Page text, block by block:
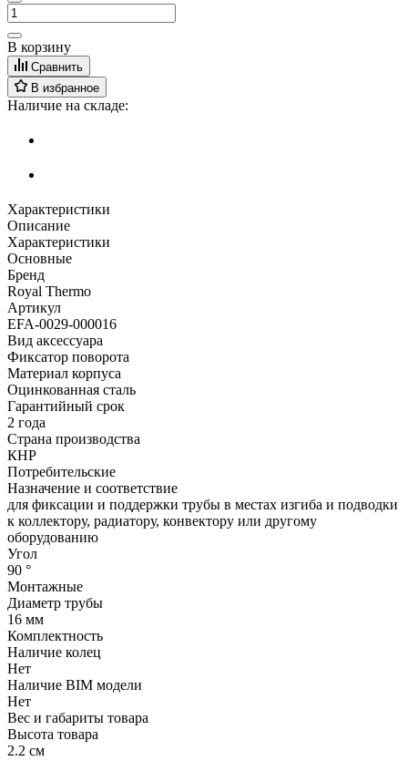
В корзину
Сравнить
В избранное
Наличие на складе:
Характеристики
Описание
Характеристики
Основные
Бренд
Royal Thermo
Артикул
EFA-0029-000016
Вид аксессуара
Фиксатор поворота
Материал корпуса
Оцинкованная сталь
Гарантийный срок
2 года
Страна производства
КНР
Потребительские
Назначение и соответствие
для фиксации и поддержки трубы в местах изгиба и подводки
к коллектору, радиатору, конвектору или другому
оборудованию
Угол
90 °
Монтажные
Диаметр трубы
16 мм
Комплектность
Наличие колец
Нет
Наличие BIM модели
Нет
Вес и габариты товара
Высота товара
2.2 см